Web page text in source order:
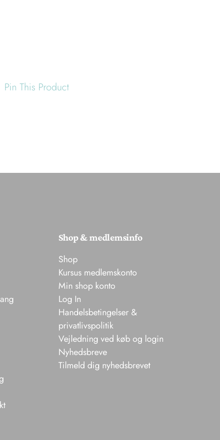
Pin This Product
Shop & medlemsinfo
Shop
Kursus medlemskonto
Min shop konto
Log In
Handelsbetingelser &
privatlivspolitik
Vejledning ved køb og login
Nyhedsbreve
Tilmeld dig nyhedsbrevet